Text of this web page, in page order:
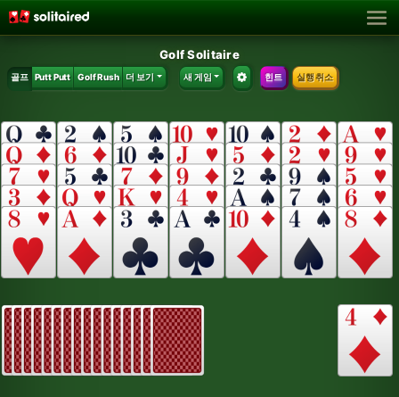
Golf Solitaire
골프 Putt Putt Golf Rush 더 보기 새 게임 힌트 실행 취소